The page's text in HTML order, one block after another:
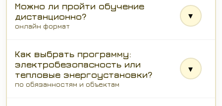
Можно ли пройти обучение
дистанционно?
онлайн формат
▾
Как выбрать программу:
электробезопасность или
тепловые энергоустановки?
по обязанностям и объектам
▾